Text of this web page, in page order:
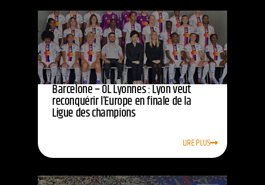
Barcelone – OL Lyonnes : Lyon veut
reconquérir l’Europe en finale de la
Ligue des champions
LIRE PLUS